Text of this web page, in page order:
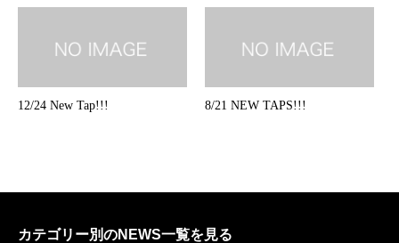
12/24 New Tap!!! 8/21 NEW TAPS!!!
カテゴリー別のNEWS一覧を見る